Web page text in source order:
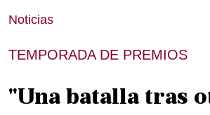
Noticias
TEMPORADA DE PREMIOS
"Una batalla tras